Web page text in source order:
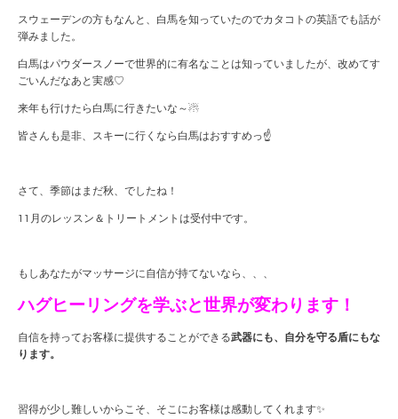
スウェーデンの方もなんと、白馬を知っていたのでカタコトの英語でも話が
弾みました。
白馬はパウダースノーで世界的に有名なことは知っていましたが、改めてす
ごいんだなあと実感♡
来年も行けたら白馬に行きたいな～☃
皆さんも是非、スキーに行くなら白馬はおすすめっ☝
さて、季節はまだ秋、でしたね！
11月のレッスン＆トリートメントは受付中です。
もしあなたがマッサージに自信が持てないなら、、、
ハグヒーリングを学ぶと世界が変わります！
自信を持ってお客様に提供することができる武器にも、自分を守る盾にもな
ります。
習得が少し難しいからこそ、そこにお客様は感動してくれます✨